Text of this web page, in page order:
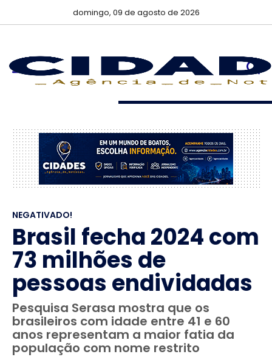
domingo, 09 de agosto de 2026
NEGATIVADO!
Brasil fecha 2024 com
73 milhões de
pessoas endividadas
Pesquisa Serasa mostra que os
brasileiros com idade entre 41 e 60
anos representam a maior fatia da
população com nome restrito